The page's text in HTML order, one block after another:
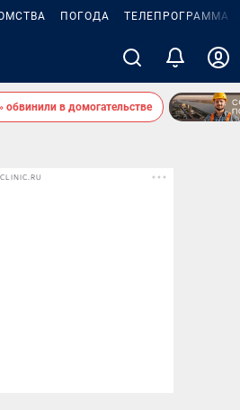
ПОГОДА ТЕЛЕПРОГРАММА
в домогательстве